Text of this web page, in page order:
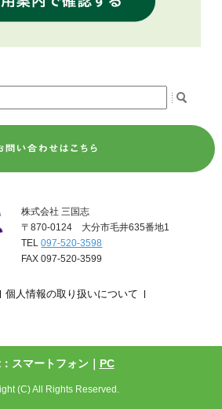
株式会社 三国志
〒870-0124 大分市毛井635番地1
TEL097-520-3598
FAX 097-520-3599
個人情報の取り扱いについて
スマートフォン｜ PC
(C) All Rights Reserved.